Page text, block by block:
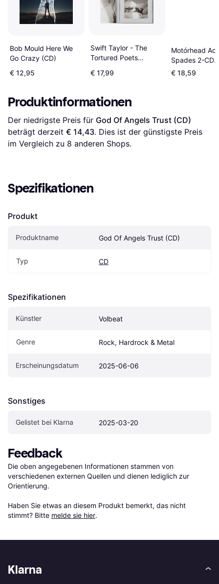
Bob Mould Here We
Go Crazy (CD)
€ 12,95
Swift Taylor - The
Tortured Poets
(CD)
€ 17,99
Motórhead
Spades 2-CD
Standard (CD)
€ 18,59
Produktinformationen
Der niedrigste Preis für God Of Angels Trust (CD)
beträgt derzeit € 14,43. Dies ist der günstigste Preis
im Vergleich zu 8 anderen Shops.
Spezifikationen
Produkt
Produktname God Of Angels Trust (CD)
Typ CD
Spezifikationen
Künstler Volbeat
Genre Rock, Hardrock & Metal
Erscheinungsdatum 2025-06-06
Sonstiges
Gelistet bei Klarna 2025-03-20
Feedback
Die oben angegebenen Informationen stammen von
verschiedenen externen Quellen und dienen lediglich zur
Orientierung.
Haben Sie etwas an diesem Produkt bemerkt, das nicht
stimmt? Bitte melde sie hier.
Klarna